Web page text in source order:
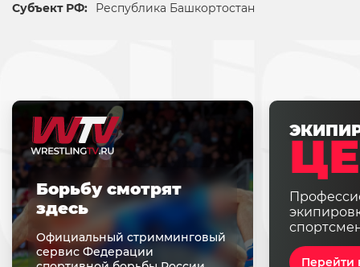
Субъект РФ:
Республика Башкортостан
Перейти
Борьбу смотрят
здесь
Официальный стримминговый
сервис Федерации